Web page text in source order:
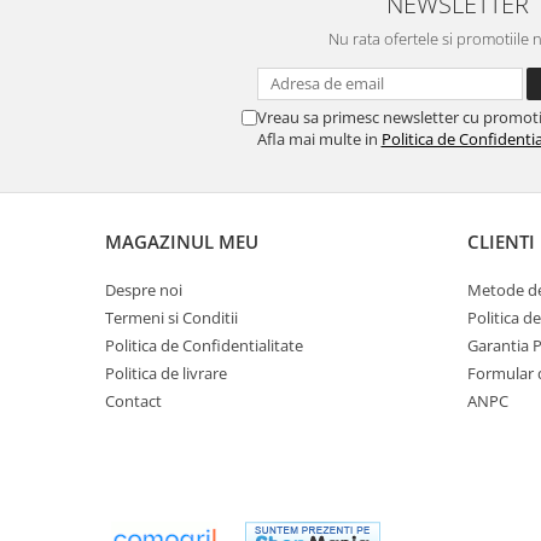
Prelungitoare
Rindele electrice
Accesorii rindele
Scule electrice
Accesorii pentru polizor
Nu rata ofertele si promotiile
Vreau sa primesc newsletter cu
Afla mai multe in Politica de
MAGAZINUL MEU
Despre noi
Termeni si Conditii
Politica de Confidentialitate
Politica de livrare
Contact
CLIENTI
Metode
Politica
Garantia
Formular
ANPC